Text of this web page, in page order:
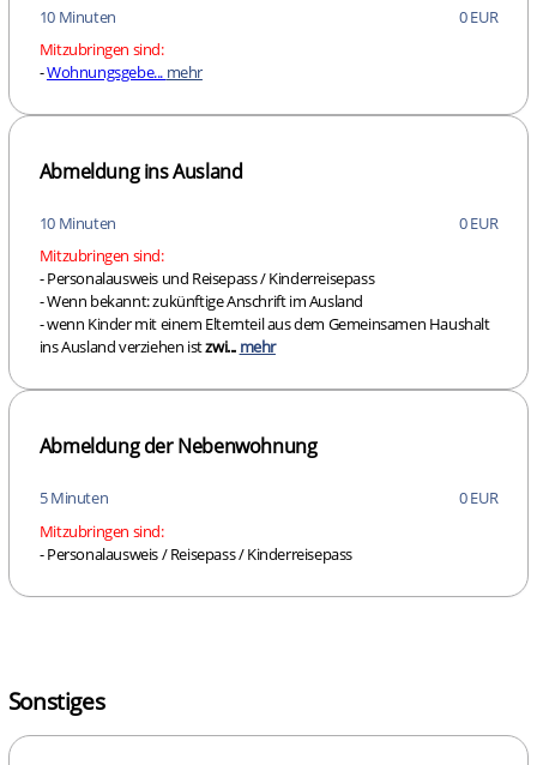
10 Minuten
0 EUR
Mitzubringen sind:
-Wohnungsgebe... mehr
Abmeldung ins Ausland
10 Minuten
0 EUR
Mitzubringen sind:
- Personalausweis und Reisepass / Kinderreisepass
- Wenn bekannt: zukünftige Anschrift im Ausland
- wenn Kinder mit einem Elternteil aus dem Gemeinsamen Haushalt
ins Ausland verziehen istzwi... mehr
Abmeldung der Nebenwohnung
5 Minuten
0 EUR
Mitzubringen sind:
- Personalausweis / Reisepass / Kinderreisepass
Sonstiges